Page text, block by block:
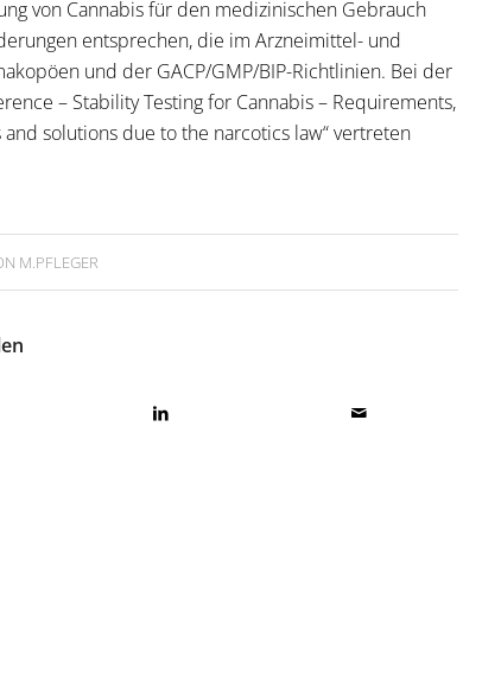
von Cannabis für den medizinischen Gebrauch
entsprechen, die im Arzneimittel- und
und der GACP/GMP/BIP-Richtlinien. Bei der
– Stability Testing for Cannabis – Requirements,
solutions due to the narcotics law“ vertreten
M.PFLEGER